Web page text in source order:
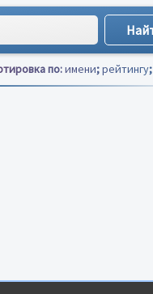
по:имени;рейтингу;